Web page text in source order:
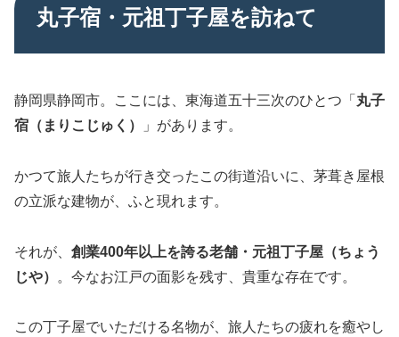
丸子宿・元祖丁子屋を訪ねて
静岡県静岡市。ここには、東海道五十三次のひとつ「 丸子
宿（まりこじゅく）
」があります。
かつて旅人たちが行き交ったこの街道沿いに、茅葺き屋根
の立派な建物が、ふと現れます。
それが、 創業400年以上を誇る老舗・元祖丁子屋（ちょう
じや）
。今なお江戸の面影を残す、貴重な存在です。
この丁子屋でいただける名物が、旅人たちの疲れを癒やし